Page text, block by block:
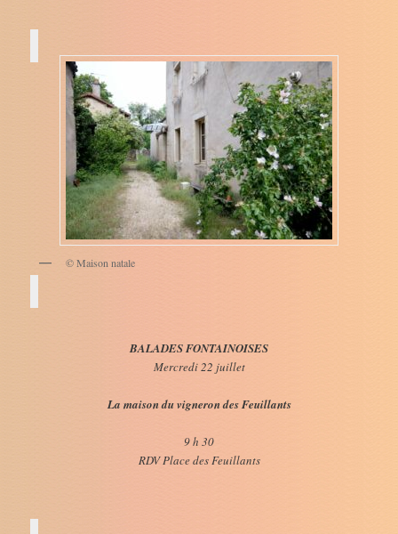
© Maison natale
BALADES FONTAINOISES
Mercredi 22 juillet
La maison du vigneron des Feuillants
9 h 30
RDV Place des Feuillants